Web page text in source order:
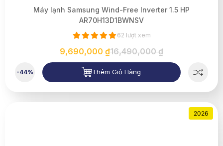
Máy lạnh Samsung Wind-Free Inverter 1.5 HP
AR70H13D1BWNSV
62 lượt xem
9,690,000 ₫16,490,000 ₫
-44% Thêm Giỏ Hàng
2026